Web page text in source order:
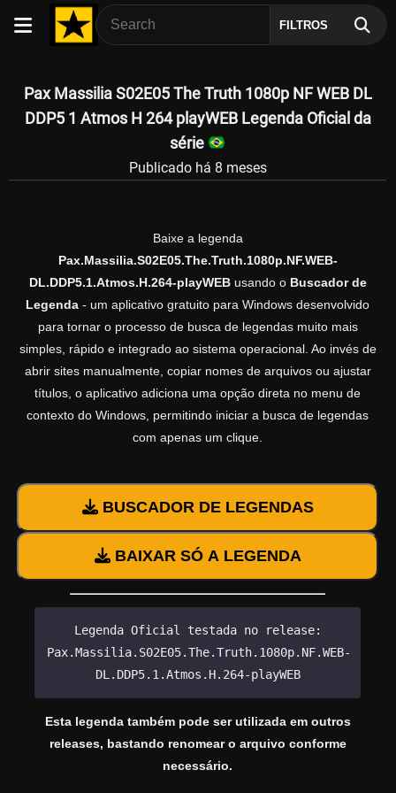
FILTROS
Pax Massilia S02E05 The Truth 1080p NF WEB DL
DDP5 1 Atmos H 264 playWEB Legenda Oficial da
série
Publicado há 8 meses
Baixe a legenda
Pax.Massilia.S02E05.The.Truth.1080p.NF.WEB-
DL.DDP5.1.Atmos.H.264-playWEBusando o Buscador de
Legenda - um aplicativo gratuito para Windows desenvolvido
para tornar o processo de busca de legendas muito mais
simples, rápido e integrado ao sistema operacional. Ao invés de
abrir sites manualmente, copiar nomes de arquivos ou ajustar
títulos, o aplicativo adiciona uma opção direta no menu de
contexto do Windows, permitindo iniciar a busca de legendas
com apenas um clique.
BUSCADOR DE LEGENDAS
BAIXAR SÓ A LEGENDA
Legenda Oficial testada no release:
Pax.Massilia.S02E05.The.Truth.1080p.NF.WEB-
DL.DDP5.1.Atmos.H.264-playWEB
Esta legenda também pode ser utilizada em outros
releases, bastando renomear o arquivo conforme
necessário.